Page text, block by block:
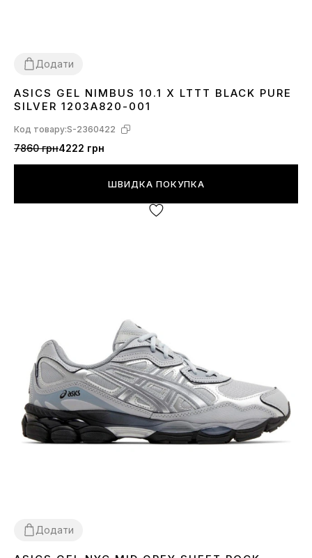
Додати
40 4142 4345
ASICS GEL NIMBUS 10.1 X LTTT BLACK PURE
SILVER 1203A820-001
Код товару:S-2360422
7860 грн4222 грн
ШВИДКА ПОКУПКА
Додати